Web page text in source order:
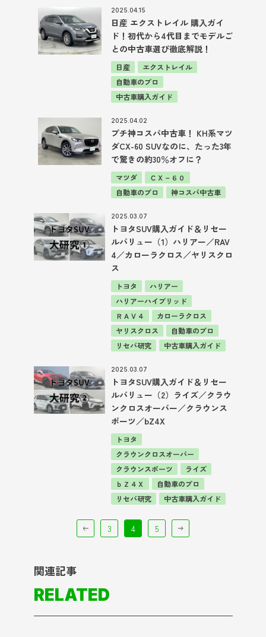
2025.04.15
日産 エクストレイル 購入ガイ
ド！初代から4代目までモデルご
との中古車選び徹底解説！
日産
エクストレイル
自動車のプロ
中古車購入ガイド
2025.04.02
プチ神コスパ中古車！ KH系マツ
ダCX-60 SUVなのに、たった3年
で驚きの約30％オフに？
マツダ
ＣＸ－６０
自動車のプロ
神コスパ中古車
2025.03.07
トヨタSUV購入ガイド＆リセー
ルバリュー（1）ハリアー／RAV
4／カローラクロス／ヤリスクロ
ス
トヨタ
ハリアー
ハリアーハイブリッド
ＲＡＶ４
カローラクロス
ヤリスクロス
自動車のプロ
リセバ研究
中古車購入ガイド
2025.03.07
トヨタSUV購入ガイド＆リセー
ルバリュー（2）ライズ／クラウ
ンクロスオーバー／クラウンス
ポーツ／bZ4X
トヨタ
クラウンクロスオーバー
クラウンスポーツ
ライズ
ｂＺ４Ｘ
自動車のプロ
リセバ研究
中古車購入ガイド
3 4 5
関連記事
RELATED